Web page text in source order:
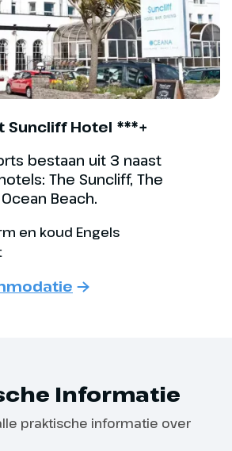
Swanage (optioneel, € 17,-
bij boeking opgeven).
in Swanage heb je
tijd om het gezellige
te bekijken.
Schiereiland Purbeck
Swanage Railway (€ 17,-
p.p.)
Suncliff Hotel ***+
bestaan uit 3 naast
The Suncliff, The
Beach.
en koud Engels
Informatie
praktische informatie over